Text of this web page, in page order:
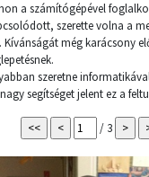
a számítógépével
szerette volna a
még karácsony
szeretne
segítséget jelent ez a
/ 3